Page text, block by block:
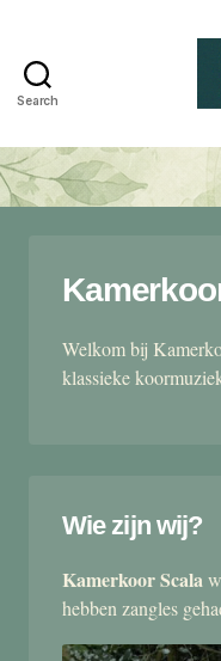
Search
Welkom bij
klassieke
Wie zijn wij?
Kamerkoor Scala
hebben zangles